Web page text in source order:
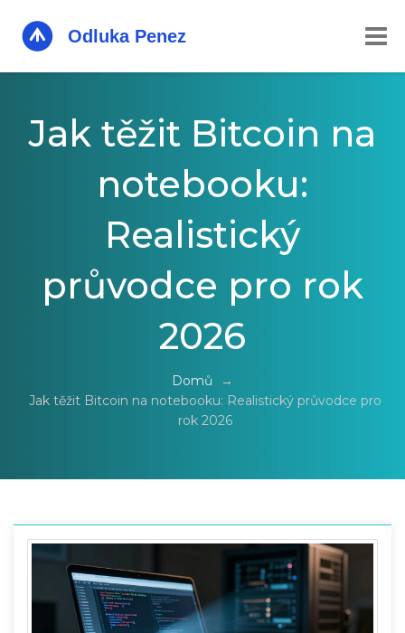
Jak těžit Bitcoin na
notebooku:
Realistický
průvodce pro rok
2026
Domů
→
Jak těžit Bitcoin na notebooku: Realistický průvodce pro
rok 2026